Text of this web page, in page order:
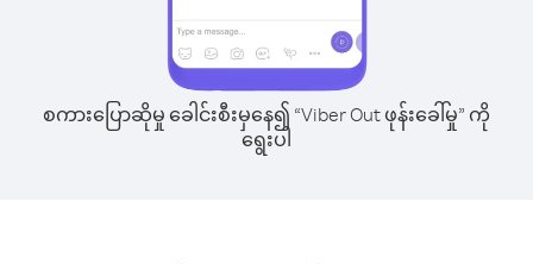
စကားပြောဆိုမှု ခေါင်းစီးမှနေ၍ “Viber Out ဖုန်းခေါ်မှု” ကို
ရွေးပါ